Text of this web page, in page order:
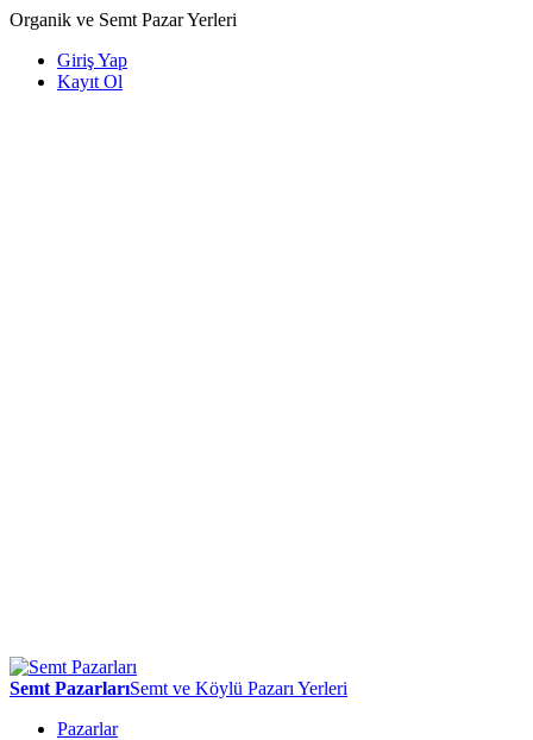
Organik ve Semt Pazar Yerleri
Giriş Yap
Kayıt Ol
Semt PazarlarıSemt ve Köylü Pazarı Yerleri
Pazarlar